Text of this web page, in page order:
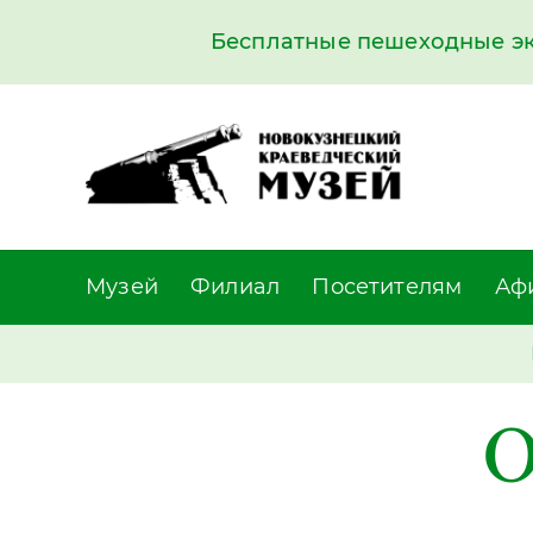
Бесплатные пешеходные
Музей Филиал Посетителям